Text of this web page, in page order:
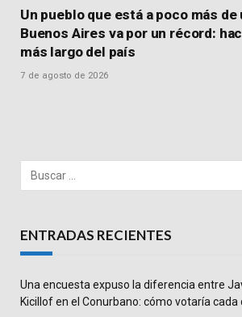
Un pueblo que está a poco más de
Buenos Aires va por un récord:
más largo del país
7 de agosto de 2026
ENTRADAS RECIENTES
Una encuesta expuso la diferencia entre
Kicillof en el Conurbano: cómo votaría cada